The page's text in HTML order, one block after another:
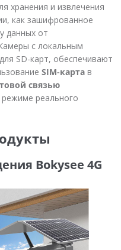
хранения и извлечения
как зашифрованное
данных от
с локальным
SD-карт, обеспечивают
SIM-карта в
связью
реального
Bokysee 4G